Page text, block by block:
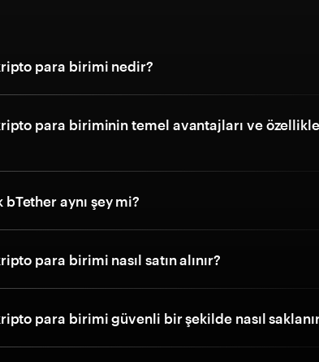
para birimi nedir?
para biriminin temel avantajları ve
aynı şey mi?
para birimi nasıl satın alınır?
para birimi güvenli bir şekilde nasıl